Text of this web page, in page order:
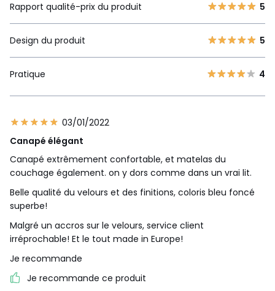
Rapport qualité-prix du produit 5
Design du produit 5
Pratique 4
03/01/2022
Canapé élégant
Canapé extrêmement confortable, et matelas du
couchage également. on y dors comme dans un vrai lit.
Belle qualité du velours et des finitions, coloris bleu foncé
superbe!
Malgré un accros sur le velours, service client
irréprochable! Et le tout made in Europe!
Je recommande
Je recommande ce produit